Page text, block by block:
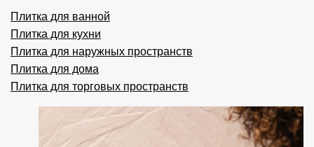
Плитка для ванной
Плитка для кухни
Плитка для наружных пространств
Плитка для дома
Плитка для торговых пространств